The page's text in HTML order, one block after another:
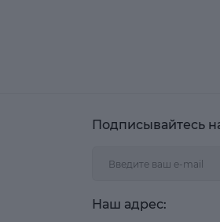
Подписывайтесь
Наш адрес: